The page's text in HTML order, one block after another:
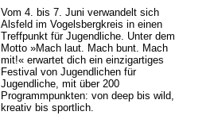
Vom 4. bis 7. Juni verwandelt sich
Alsfeld im Vogelsbergkreis in einen
Treffpunkt für Jugendliche. Unter dem
Motto »Mach laut. Mach bunt. Mach
mit!« erwartet dich ein einzigartiges
Festival von Jugendlichen für
Jugendliche, mit über 200
Programmpunkten: von deep bis wild,
kreativ bis sportlich.